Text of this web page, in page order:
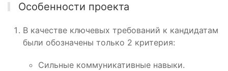
Особенности проекта
В качестве ключевых требований к кандидатам
были обозначены только 2 критерия:
Сильные коммуникативные навыки.